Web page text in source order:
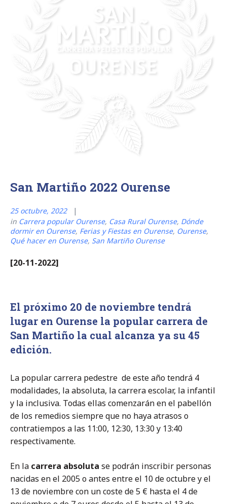
San Martiño 2022 Ourense
25 octubre, 2022
in Carrera popular Ourense, Casa Rural Ourense, Dónde
dormir en Ourense, Ferias y Fiestas en Ourense, Ourense,
Qué hacer en Ourense, San Martiño Ourense
[20-11-2022]
El próximo 20 de noviembre tendrá
lugar en Ourense la popular carrera de
San Martiño la cual alcanza ya su 45
edición.
La popular carrera pedestre de este año tendrá 4
modalidades, la absoluta, la carrera escolar, la infantil
y la inclusiva. Todas ellas comenzarán en el pabellón
de los remedios siempre que no haya atrasos o
contratiempos a las 11:00, 12:30, 13:30 y 13:40
respectivamente.
En la carrera absoluta se podrán inscribir personas
nacidas en el 2005 o antes entre el 10 de octubre y el
13 de noviembre con un coste de 5 € hasta el 4 de